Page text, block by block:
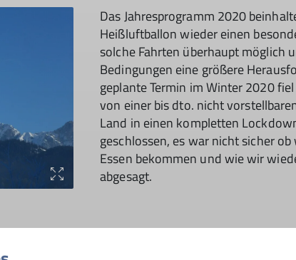
Das Jahresprogramm 2020
Heißluftballon wieder einen
solche Fahrten überhaupt möglich
Bedingungen eine größere
geplante Termin im Winter 2020
von einer bis dto. nicht
Land in einen kompletten
geschlossen, es war nicht sicher
Essen bekommen und wie wir
abgesagt.
die angemeldet waren